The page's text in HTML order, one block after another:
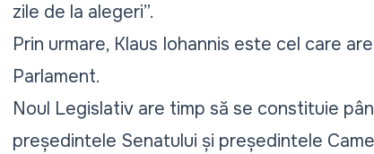
zile de la alegeri”.
Prin urmare, Klaus Iohannis este cel care
Parlament.
Noul Legislativ are timp să se constituie
președintele Senatului și președintele